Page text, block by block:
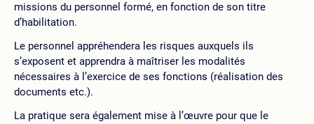
missions du personnel formé, en fonction de son titre
d’habilitation.
Le personnel appréhendera les risques auxquels ils
s’exposent et apprendra à maîtriser les modalités
nécessaires à l’exercice de ses fonctions (réalisation des
documents etc.).
La pratique sera également mise à l’œuvre pour que le